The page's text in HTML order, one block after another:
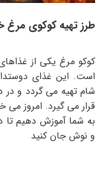
طرز تهیه کوکوی مرغ
کوکو مرغ یکی از
است. این غذای
شام تهیه می گردد و
قرار می گیرد. امروز
به شما آموزش دهیم
و نوش جان کنید